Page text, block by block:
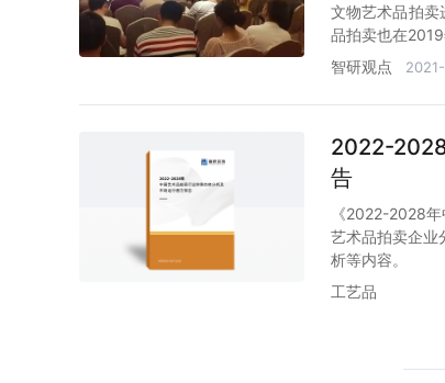
文物艺术品拍卖
品拍卖也在
智研观点
2022-
告
《2022-2028
艺术品拍卖企业
析等内容。
工艺品